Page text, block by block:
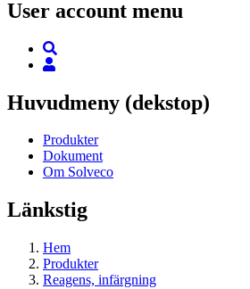
User account menu
Huvudmeny (dekstop)
Produkter
Dokument
Om Solveco
Länkstig
Hem
Produkter
Reagens, infärgning